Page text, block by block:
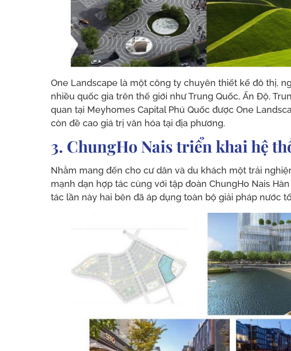
One Landscape là một công ty chuyên thiết kế đô thị,
nhiều quốc gia trên thế giới như Trung Quốc, Ấn Độ,
quan tại Meyhomes Capital Phú Quốc được One
còn đề cao giá trị văn hóa tại địa phương.
3. ChungHo Nais triển khai hệ
Nhằm mang đến cho cư dân và du khách một trải
mạnh dạn hợp tác cùng với tập đoàn ChungHo Nais
tác lần này hai bên đã áp dụng toàn bộ giải pháp nước